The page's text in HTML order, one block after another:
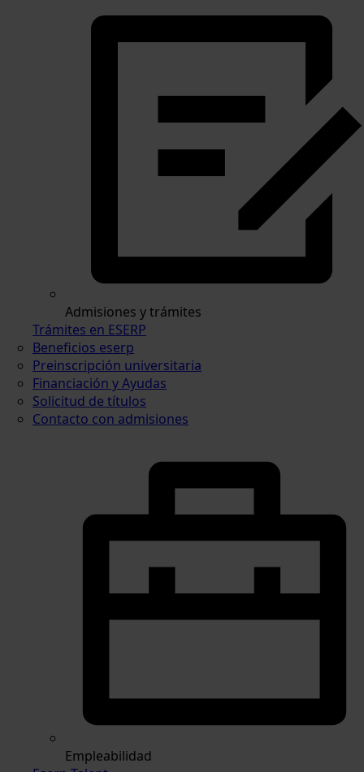
Admisiones y trámites
Trámites en ESERP
Beneficios eserp
Preinscripción universitaria
Financiación y Ayudas
Solicitud de títulos
Contacto con admisiones
Empleabilidad